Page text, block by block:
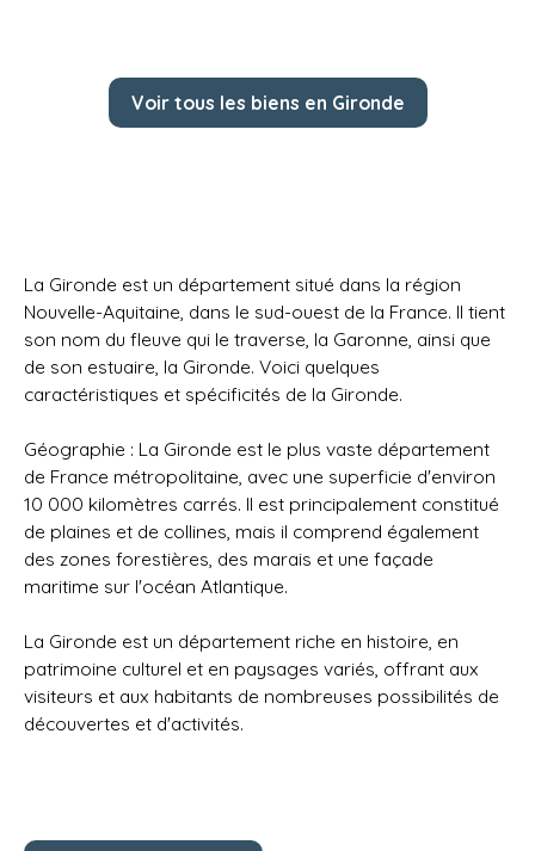
Voir tous les biens en Gironde
La Gironde est un département situé dans la région
Nouvelle-Aquitaine, dans le sud-ouest de la France. Il tient
son nom du fleuve qui le traverse, la Garonne, ainsi que
de son estuaire, la Gironde. Voici quelques
caractéristiques et spécificités de la Gironde.
Géographie : La Gironde est le plus vaste département
de France métropolitaine, avec une superficie d'environ
10 000 kilomètres carrés. Il est principalement constitué
de plaines et de collines, mais il comprend également
des zones forestières, des marais et une façade
maritime sur l'océan Atlantique.
La Gironde est un département riche en histoire, en
patrimoine culturel et en paysages variés, offrant aux
visiteurs et aux habitants de nombreuses possibilités de
découvertes et d'activités.